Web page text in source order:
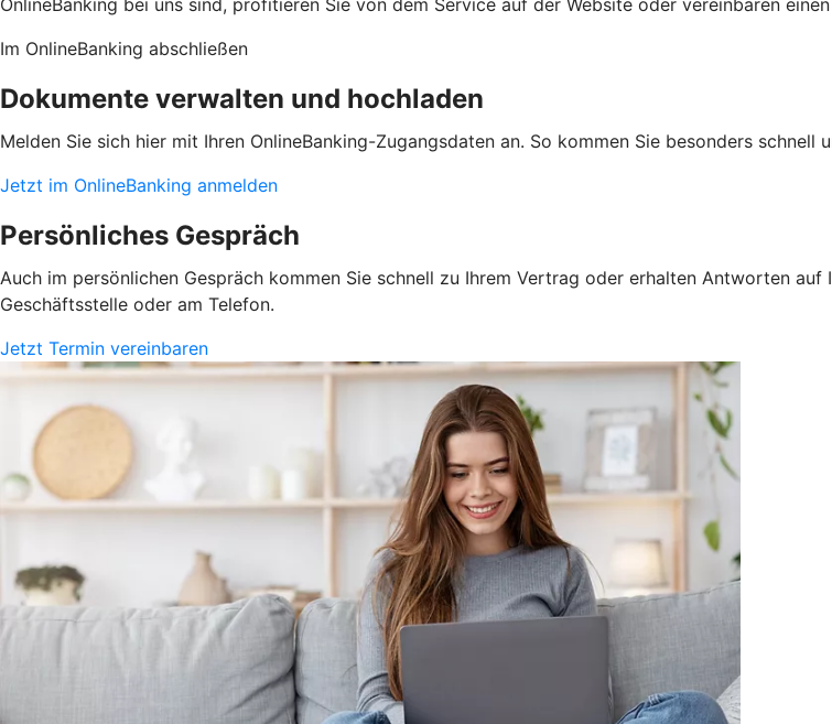
Im OnlineBanking abschließen
Dokumente verwalten und hochladen
Melden Sie sich hier mit Ihren OnlineBanking-Zugangsdaten an. So kommen Sie besonders schnell
Jetzt im OnlineBanking anmelden
Persönliches Gespräch
Auch im persönlichen Gespräch kommen Sie schnell zu Ihrem Vertrag oder erhalten Antworten
Geschäftsstelle oder am Telefon.
Jetzt Termin vereinbaren